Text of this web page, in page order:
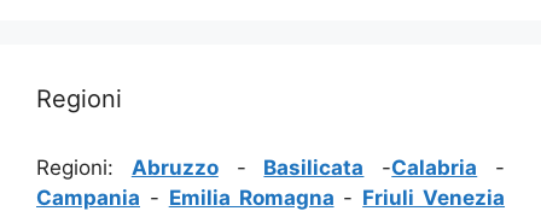
Regioni
Regioni: Abruzzo- Basilicata -Calabria -
Campania - Emilia Romagna - Friuli Venezia